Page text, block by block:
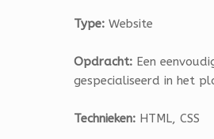
Type: Website
Opdracht: Een
gespecialiseerd in het
Technieken: HTML, CSS